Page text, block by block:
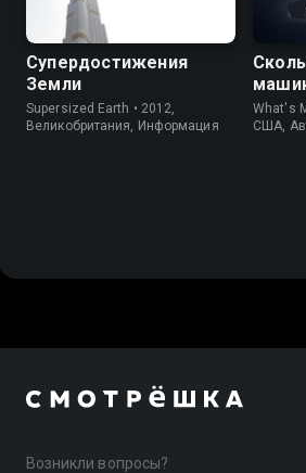
Супердостижения
Земли
Supersized Earth • 2012,
Великобритания, Информация
What's
США,
Возникли вопросы?